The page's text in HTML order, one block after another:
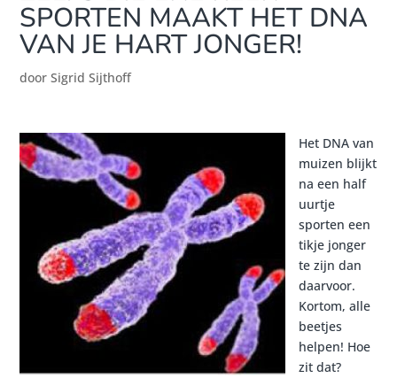
SPORTEN MAAKT HET DNA
VAN JE HART JONGER!
doorSigrid Sijthoff
Het DNA van
muizen blijkt
na een half
uurtje
sporten een
tikje jonger
te zijn dan
daarvoor.
Kortom, alle
beetjes
helpen! Hoe
zit dat?